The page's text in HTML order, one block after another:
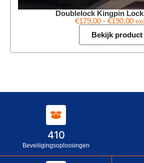
Doublelock Kingpin Lock
€179,00 - €190,00
Bekijk product
410
Beveiligingsoplossingen